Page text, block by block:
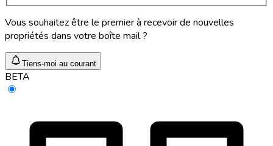
Vous souhaitez être le premier à recevoir de nouvelles
propriétés dans votre boîte mail ?
Tiens-moi au courant
BETA